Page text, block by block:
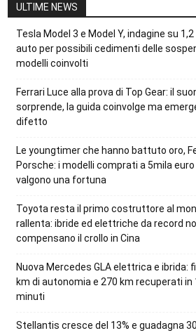
ULTIME NEWS
Tesla Model 3 e Model Y, indagine su
auto per possibili cedimenti delle
modelli coinvolti
Ferrari Luce alla prova di Top Gear: il
sorprende, la guida coinvolge ma
difetto
Le youngtimer che hanno battuto oro,
Porsche: i modelli comprati a 5mila euro
valgono una fortuna
Toyota resta il primo costruttore al
rallenta: ibride ed elettriche da record
compensano il crollo in Cina
Nuova Mercedes GLA elettrica e ibrida:
km di autonomia e 270 km recuperati in
minuti
Stellantis cresce del 13% e guadagna